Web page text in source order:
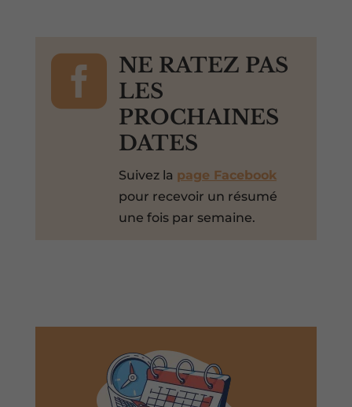

NE RATEZ PAS
LES
PROCHAINES
DATES
Suivez la page Facebook
pour recevoir un résumé
une fois par semaine.